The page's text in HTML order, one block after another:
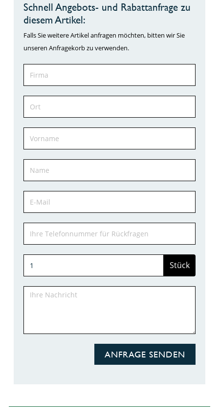
Schnell Angebots- und Rabattanfrage zu
diesem Artikel:
Falls Sie weitere Artikel anfragen möchten, bitten wir Sie
unseren Anfragekorb zu verwenden.
Stück
ANFRAGE SENDEN